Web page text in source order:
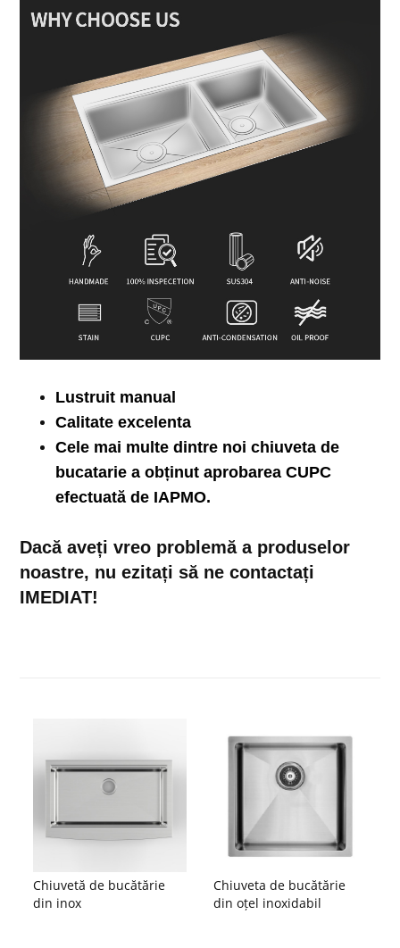
Lustruit manual
Calitate excelenta
Cele mai multe dintre noichiuveta de
bucatarie a obținut aprobarea CUPC
efectuată de IAPMO.
Dacă aveți vreo problemă a produselor
noastre, nu ezitați să ne contactați
IMEDIAT!
Chiuvetă de bucătărie
din inox
Chiuveta de bucătărie
din oțel inoxidabil